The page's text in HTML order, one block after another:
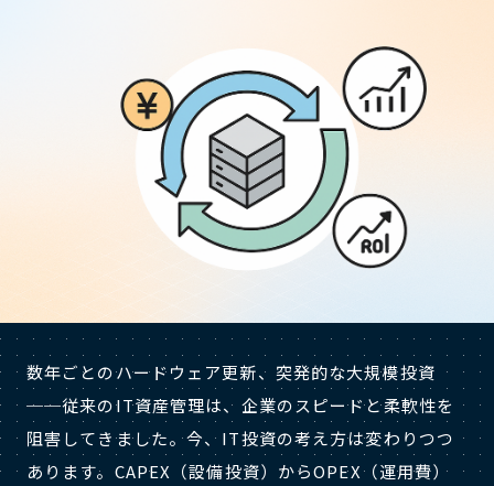
数年ごとのハードウェア更新、突発的な大規模投資
──従来のIT資産管理は、企業のスピードと柔軟性を
阻害してきました。今、IT投資の考え方は変わりつつ
あります。CAPEX（設備投資）からOPEX（運用費）